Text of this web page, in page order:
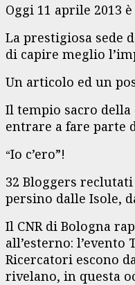
Oggi 11 aprile 2013
La prestigiosa sede
di capire meglio
Un articolo ed un
Il tempio sacro
entrare a fare parte
“Io c’ero”!
32 Bloggers
persino dalle Isole,
Il CNR di Bologna
all’esterno:
Ricercatori escono
rivelano, in questa